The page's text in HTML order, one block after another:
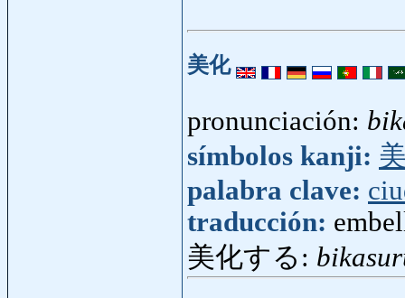
美化
pronunciación:
símbolos kanji:
palabra clave:
traducción:
美化する: